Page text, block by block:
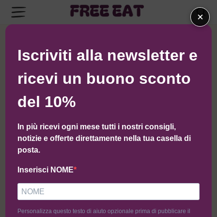
×
Iscriviti alla newsletter e
ricevi un buono sconto
del 10%
In più ricevi ogni mese tutti i nostri consigli,
notizie e offerte direttamente nella tua casella di
posta.
Inserisci NOME
Personalizza questo testo di aiuto opzionale prima di pubblicare il